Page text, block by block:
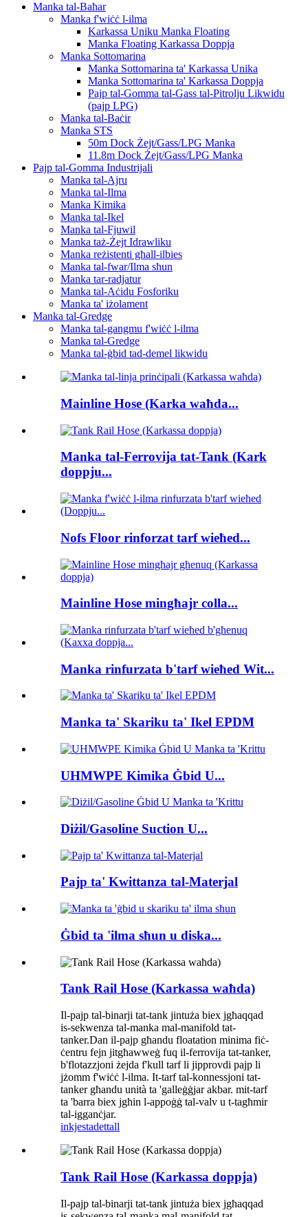
Manka tal-Baħar
Manka f'wiċċ l-ilma
Karkassa Uniku Manka Floating
Manka Floating Karkassa Doppja
Manka Sottomarina
Manka Sottomarina ta' Karkassa Unika
Manka Sottomarina ta' Karkassa Doppja
Pajp tal-Gomma tal-Gass tal-Pitrolju Likwidu
(pajp LPG)
Manka tal-Baċir
Manka STS
50m Dock Żejt/Gass/LPG Manka
11.8m Dock Żejt/Gass/LPG Manka
Pajp tal-Gomma Industrijali
Manka tal-Ajru
Manka tal-Ilma
Manka Kimika
Manka tal-Ikel
Manka tal-Fjuwil
Manka taż-Żejt Idrawliku
Manka reżistenti għall-ilbies
Manka tal-fwar/Ilma sħun
Manka tar-radjatur
Manka tal-Aċidu Fosforiku
Manka ta' iżolament
Manka tal-Gredge
Manka tal-gangmu f'wiċċ l-ilma
Manka tal-Gredge
Manka tal-ġbid tad-demel likwidu
Mainline Hose (Karka waħda...
Manka tal-Ferrovija tat-Tank (Kark
doppju...
Nofs Floor rinforzat tarf wieħed...
Mainline Hose mingħajr colla...
Manka rinfurzata b'tarf wieħed Wit...
Manka ta' Skariku ta' Ikel EPDM
UHMWPE Kimika Ġbid U...
Diżil/Gasoline Suction U...
Pajp ta' Kwittanza tal-Materjal
Ġbid ta 'ilma sħun u diska...
Tank Rail Hose (Karkassa waħda)
Il-pajp tal-binarji tat-tank jintuża biex jgħaqqad
is-sekwenza tal-manka mal-manifold tat-
tanker.Dan il-pajp għandu floatation minima fiċ-
ċentru fejn jitgħawweġ fuq il-ferrovija tat-tanker,
b'flotazzjoni żejda f'kull tarf li jipprovdi pajp li
jżomm f'wiċċ l-ilma. It-tarf tal-konnessjoni tat-
tanker għandu unità ta 'galleġġjar akbar. mit-tarf
ta 'barra biex jgħin l-appoġġ tal-valv u t-tagħmir
tal-igganċjar.
inkjestadettall
Tank Rail Hose (Karkassa doppja)
Il-pajp tal-binarji tat-tank jintuża biex jgħaqqad